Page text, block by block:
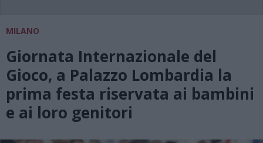
MILANO
Giornata Internazionale del
Gioco, a Palazzo Lombardia la
prima festa riservata ai bambini
e ai loro genitori